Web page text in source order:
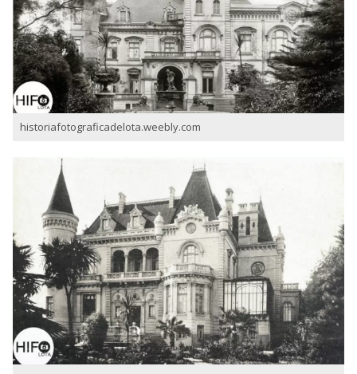
historiafotograficadelota.weebly.com